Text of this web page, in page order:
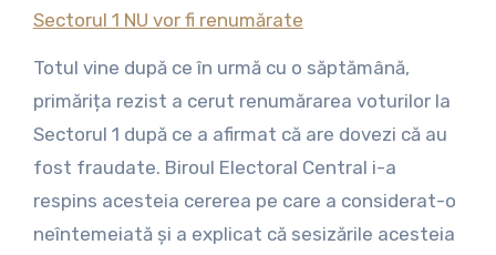
Sectorul 1 NU vor fi renumărate
Totul vine după ce în urmă cu o săptămână,
primărița rezist a cerut renumărarea voturilor la
Sectorul 1 după ce a afirmat că are dovezi că au
fost fraudate. Biroul Electoral Central i-a
respins acesteia cererea pe care a considerat-o
neîntemeiată și a explicat că sesizările acesteia